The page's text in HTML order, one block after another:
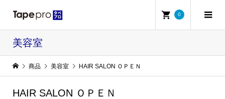
0
美容室
商品 美容室 HAIR SALON ＯＰＥＮ
HAIR SALON ＯＰＥＮ